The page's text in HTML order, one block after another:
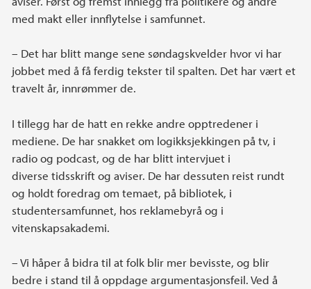
med makt eller innflytelse i samfunnet.
– Det har blitt mange sene søndagskvelder hvor vi har
jobbet med å få ferdig tekster til spalten. Det har vært et
travelt år, innrømmer de.
I tillegg har de hatt en rekke andre opptredener i
mediene. De har snakket om logikksjekkingen på tv, i
radio og podcast, og de har blitt intervjuet i
diverse tidsskrift og aviser. De har dessuten reist rundt
og holdt foredrag om temaet, på bibliotek, i
studentersamfunnet, hos reklamebyrå og i
vitenskapsakademi.
– Vi håper å bidra til at folk blir mer bevisste, og blir
bedre i stand til å oppdage argumentasjonsfeil. Ved å